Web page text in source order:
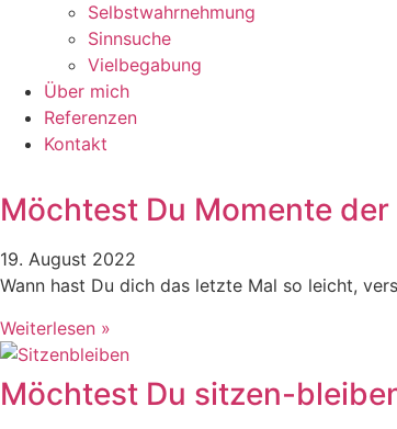
Selbstwahrnehmung
Sinnsuche
Vielbegabung
Über mich
Referenzen
Kontakt
Möchtest Du Momente
19. August 2022
Wann hast Du dich das letzte Mal so leicht,
Weiterlesen »
Möchtest Du sitzen-